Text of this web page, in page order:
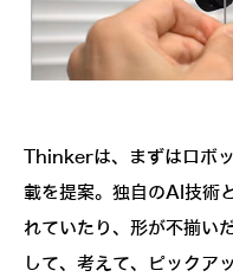
Thinkerは、まずはロボ
載を提案。独自のAI技術
れていたり、形が不揃い
して、考えて、ピックア